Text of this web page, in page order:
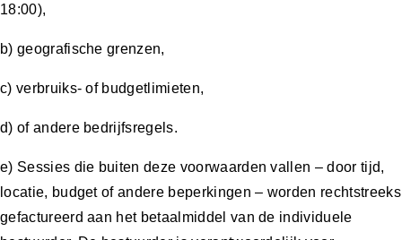
18:00),
b) geografische grenzen,
c) verbruiks- of budgetlimieten,
d) of andere bedrijfsregels.
e) Sessies die buiten deze voorwaarden vallen – door tijd,
locatie, budget of andere beperkingen – worden rechtstreeks
gefactureerd aan het betaalmiddel van de individuele